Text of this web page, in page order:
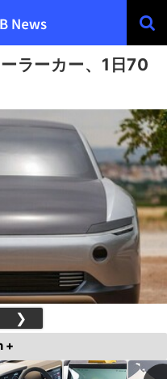
ラーカー、1日70
❯
+